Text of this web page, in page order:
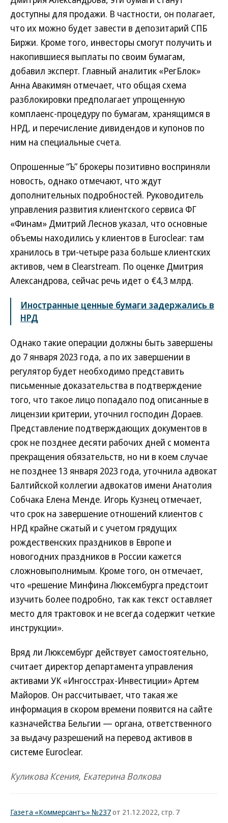
доступны для продажи. В частности, он полагает,
что их можно будет завести в депозитарий СПБ
Биржи. Кроме того, инвесторы смогут получить и
накопившиеся выплаты по своим бумагам,
добавил эксперт. Главный аналитик «РегБлок»
Анна Авакимян отмечает, что общая схема
разблокировки предполагает упрощенную
комплаенс-процедуру по бумагам, хранящимся в
НРД, и перечисление дивидендов и купонов по
ним на специальные счета.
Опрошенные “Ъ” брокеры позитивно восприняли
новость, однако отмечают, что ждут
дополнительных подробностей. Руководитель
управления развития клиентского сервиса ФГ
«Финам» Дмитрий Леснов указал, что основные
объемы находились у клиентов в Euroclear: там
хранилось в три-четыре раза больше клиентских
активов, чем в Clearstream. По оценке Дмитрия
Александрова, сейчас речь идет о €4,3 млрд.
Иностранные ценные бумаги задержались в
НРД
Однако такие операции должны быть завершены
до 7 января 2023 года, а по их завершении в
регулятор будет необходимо представить
письменные доказательства в подтверждение
того, что такое лицо попадало под описанные в
лицензии критерии, уточнил господин Дораев.
Представление подтверждающих документов в
срок не позднее десяти рабочих дней с момента
прекращения обязательств, но ни в коем случае
не позднее 13 января 2023 года, уточнила адвокат
Балтийской коллегии адвокатов имени Анатолия
Собчака Елена Менде. Игорь Кузнец отмечает,
что срок на завершение отношений клиентов с
НРД крайне сжатый и с учетом грядущих
рождественских праздников в Европе и
новогодних праздников в России кажется
сложновыполнимым. Кроме того, он отмечает,
что «решение Минфина Люксембурга предстоит
изучить более подробно, так как текст оставляет
место для трактовок и не всегда содержит четкие
инструкции».
Вряд ли Люксембург действует самостоятельно,
считает директор департамента управления
активами УК «Ингосстрах-Инвестиции» Артем
Майоров. Он рассчитывает, что такая же
информация в скором времени появится на сайте
казначейства Бельгии — органа, ответственного
за выдачу разрешений на перевод активов в
системе Euroclear.
Куликова Ксения, Екатерина Волкова
Газета «Коммерсантъ» №237от 21.12.2022, стр. 7